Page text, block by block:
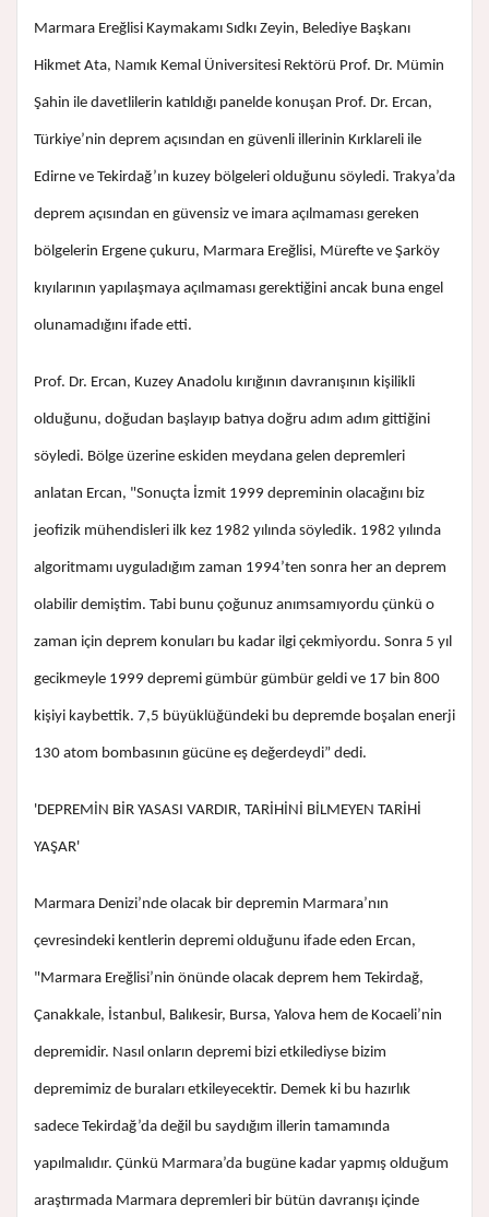
Marmara Ereğlisi Kaymakamı Sıdkı Zeyin, Belediye Başkanı
Hikmet Ata, Namık Kemal Üniversitesi Rektörü Prof. Dr. Mümin
Şahin ile davetlilerin katıldığı panelde konuşan Prof. Dr. Ercan,
Türkiye’nin deprem açısından en güvenli illerinin Kırklareli ile
Edirne ve Tekirdağ’ın kuzey bölgeleri olduğunu söyledi. Trakya’da
deprem açısından en güvensiz ve imara açılmaması gereken
bölgelerin Ergene çukuru, Marmara Ereğlisi, Mürefte ve Şarköy
kıyılarının yapılaşmaya açılmaması gerektiğini ancak buna engel
olunamadığını ifade etti.
Prof. Dr. Ercan, Kuzey Anadolu kırığının davranışının kişilikli
olduğunu, doğudan başlayıp batıya doğru adım adım gittiğini
söyledi. Bölge üzerine eskiden meydana gelen depremleri
anlatan Ercan, "Sonuçta İzmit 1999 depreminin olacağını biz
jeofizik mühendisleri ilk kez 1982 yılında söyledik. 1982 yılında
algoritmamı uyguladığım zaman 1994’ten sonra her an deprem
olabilir demiştim. Tabi bunu çoğunuz anımsamıyordu çünkü o
zaman için deprem konuları bu kadar ilgi çekmiyordu. Sonra 5 yıl
gecikmeyle 1999 depremi gümbür gümbür geldi ve 17 bin 800
kişiyi kaybettik. 7,5 büyüklüğündeki bu depremde boşalan enerji
130 atom bombasının gücüne eş değerdeydi” dedi.
'DEPREMİN BİR YASASI VARDIR, TARİHİNİ BİLMEYEN TARİHİ
YAŞAR'
Marmara Denizi’nde olacak bir depremin Marmara’nın
çevresindeki kentlerin depremi olduğunu ifade eden Ercan,
"Marmara Ereğlisi’nin önünde olacak deprem hem Tekirdağ,
Çanakkale, İstanbul, Balıkesir, Bursa, Yalova hem de Kocaeli’nin
depremidir. Nasıl onların depremi bizi etkilediyse bizim
depremimiz de buraları etkileyecektir. Demek ki bu hazırlık
sadece Tekirdağ’da değil bu saydığım illerin tamamında
yapılmalıdır. Çünkü Marmara’da bugüne kadar yapmış olduğum
araştırmada Marmara depremleri bir bütün davranışı içinde